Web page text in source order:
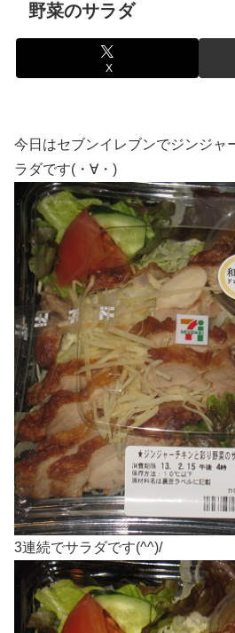
野菜のサラダ
X
今日はセブンイレブンでジンジャ
ラダです(・∀・)
3連続でサラダです(^^)/